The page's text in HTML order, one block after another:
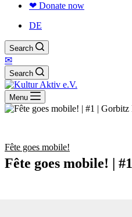
❤ Donate now
DE
Search
✉
Search
Menu
Fête goes mobile!
Fête goes mobile! |